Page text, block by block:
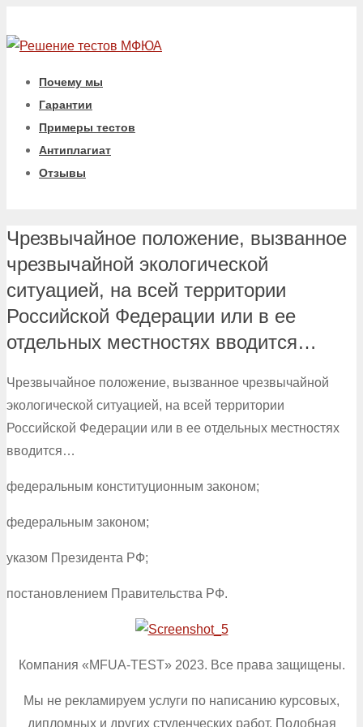
Почему мы
Гарантии
Примеры тестов
Антиплагиат
Отзывы
Чрезвычайное положение, вызванное
чрезвычайной экологической
ситуацией, на всей территории
Российской Федерации или в ее
отдельных местностях вводится…
Чрезвычайное положение, вызванное чрезвычайной
экологической ситуацией, на всей территории
Российской Федерации или в ее отдельных местностях
вводится…
федеральным конституционным законом;
федеральным законом;
указом Президента РФ;
постановлением Правительства РФ.
Компания «MFUA-TEST» 2023. Все права защищены.
Мы не рекламируем услуги по написанию курсовых,
дипломных и других студенческих работ. Подобная